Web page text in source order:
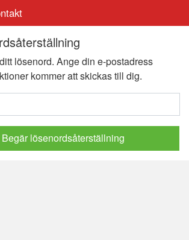
lösenord. Ange din e-postadress
kommer att skickas till dig.
Begär lösenordsåterställning